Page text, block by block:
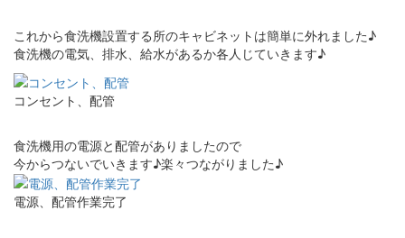
これから食洗機設置する所のキャビネットは簡単に外れました♪
食洗機の電気、排水、給水があるか各人じていきます♪
コンセント、配管
食洗機用の電源と配管がありましたので
今からつないでいきます♪楽々つながりました♪
電源、配管作業完了